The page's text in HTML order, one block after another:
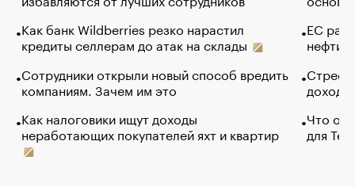
Как банк Wildberries резко нарастил
кредиты селлерам до атак на склады
Сотрудники открыли новый способ вредить
компаниям. Зачем им это
Как налоговики ищут доходы
неработающих покупателей яхт и квартир
ЕС
нефти
Что
для